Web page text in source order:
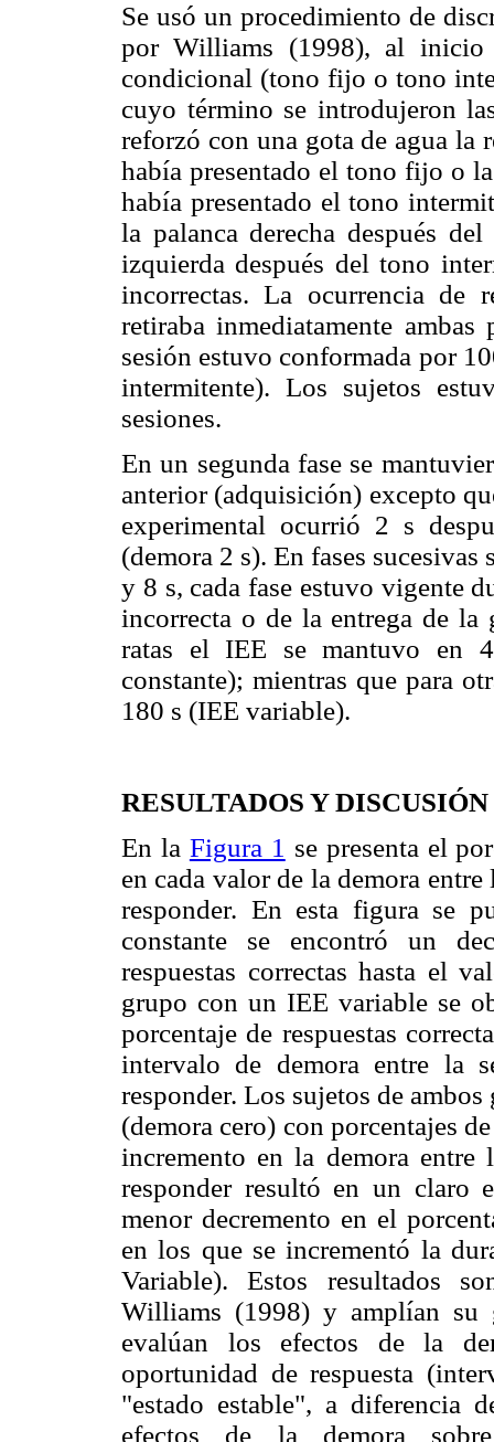
Se usó un procedimiento de
por Williams (1998), al inicio
condicional (tono fijo o tono
cuyo término se introdujeron
reforzó con una gota de agua la
había presentado el tono fijo o
había presentado el tono
la palanca derecha después
izquierda después del tono
incorrectas. La ocurrencia de
retiraba inmediatamente ambas
sesión estuvo conformada por
intermitente). Los sujetos
sesiones.
En un segunda fase se
anterior (adquisición) excepto
experimental ocurrió 2 s
(demora 2 s). En fases
y 8 s, cada fase estuvo vigente
incorrecta o de la entrega de
ratas el IEE se mantuvo en
constante); mientras que para
180 s (IEE variable).
RESULTADOS Y DISCUSIÓN
En la Figura 1 se presenta el
en cada valor de la demora
responder. En esta figura se
constante se encontró un
respuestas correctas hasta el
grupo con un IEE variable se
porcentaje de respuestas
intervalo de demora entre la
responder. Los sujetos de
(demora cero) con porcentajes
incremento en la demora
responder resultó en un claro
menor decremento en el
en los que se incrementó la
Variable). Estos resultados
Williams (1998) y amplían su
evalúan los efectos de la
oportunidad de respuesta
"estado estable", a diferencia
efectos de la demora